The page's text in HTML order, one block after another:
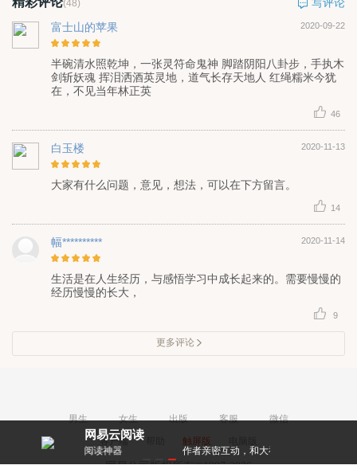
(48)
写评论
富士山的苹果
2020-09-22
半碗清水照乾坤，一张灵符命鬼神 脚踏阴阳八卦步，手执木
剑斩妖魂 挥泪洒酒英灵地，道气长存天地人 红绳糯米今犹
在，不见当年林正英
46
白玉楼 2020-11-13
大家有什么问题，意见，想法，可以在下方留言。
14
幅********** 2020-11-14
生活是在人生经历，与感悟学习中成长起来的。需要慢慢的
经历慢慢的长大，
9
更多评论
男生 女生 出版 客服
微信
客户端
触屏版
网易公司版权所有©1997-2026
网易云阅读
阅读神器 作者亲密互动，和大神零距离！